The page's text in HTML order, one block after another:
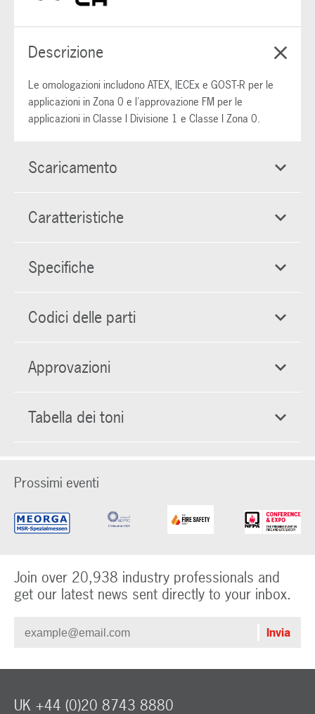
Descrizione
Le omologazioni includono ATEX, IECEx e GOST-R per le
applicazioni in Zona 0 e l'approvazione FM per le
applicazioni in Classe I Divisione 1 e Classe I Zona 0.
Scaricamento
Caratteristiche
Specifiche
Codici delle parti
Approvazioni
Tabella dei toni
Prossimi eventi
Join over 20,938 industry professionals and
get our latest news sent directly to your inbox.
UK +44 (0)20 8743 8880